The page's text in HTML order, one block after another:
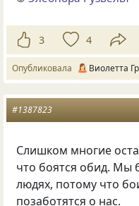
3 4
Опубликовала Виолетта
#1387823
Слишком многие
что боятся обид. Мы
людях, потому что
позаботятся о нас.